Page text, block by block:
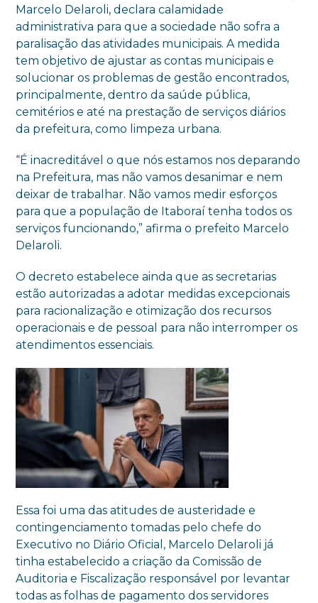
Marcelo Delaroli, declara calamidade
administrativa para que a sociedade não sofra a
paralisação das atividades municipais. A medida
tem objetivo de ajustar as contas municipais e
solucionar os problemas de gestão encontrados,
principalmente, dentro da saúde pública,
cemitérios e até na prestação de serviços diários
da prefeitura, como limpeza urbana.
“É inacreditável o que nós estamos nos deparando
na Prefeitura, mas não vamos desanimar e nem
deixar de trabalhar. Não vamos medir esforços
para que a população de Itaboraí tenha todos os
serviços funcionando,” afirma o prefeito Marcelo
Delaroli.
O decreto estabelece ainda que as secretarias
estão autorizadas a adotar medidas excepcionais
para racionalização e otimização dos recursos
operacionais e de pessoal para não interromper os
atendimentos essenciais.
Essa foi uma das atitudes de austeridade e
contingenciamento tomadas pelo chefe do
Executivo no Diário Oficial, Marcelo Delaroli já
tinha estabelecido a criação da Comissão de
Auditoria e Fiscalização responsável por levantar
todas as folhas de pagamento dos servidores